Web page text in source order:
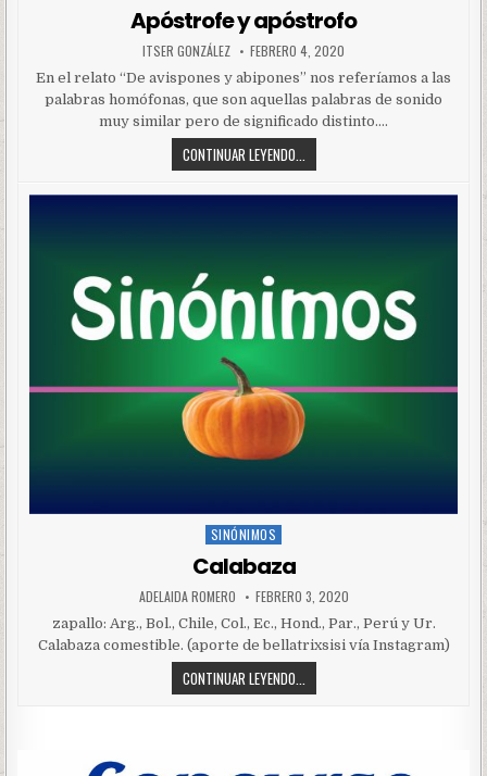
in
Apóstrofe y apóstrofo
ITSER GONZÁLEZ FEBRERO 4, 2020
En el relato “De avispones y abipones” nos referíamos a las
palabras homófonas, que son aquellas palabras de sonido
muy similar pero de significado distinto….
CONTINUAR LEYENDO...
Posted
in
SINÓNIMOS
Calabaza
ADELAIDA ROMERO FEBRERO 3, 2020
zapallo: Arg., Bol., Chile, Col., Ec., Hond., Par., Perú y Ur.
Calabaza comestible. (aporte de bellatrixsisi vía Instagram)
CONTINUAR LEYENDO...